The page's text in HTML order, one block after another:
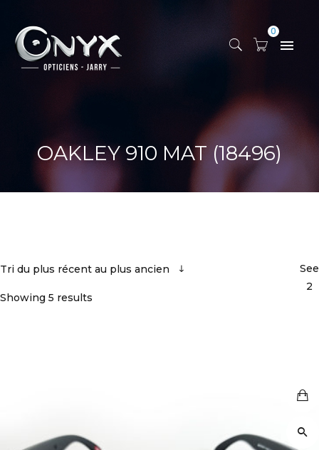
0
OAKLEY 910 MAT (18496)
Tri du plus récent au plus ancien
Showing 5 results
See
2